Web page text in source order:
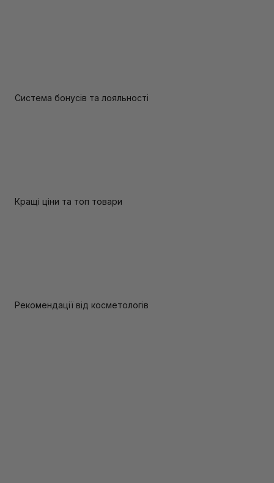
Система бонусів та лояльності
Кращі ціни та топ товари
Рекомендації від косметологів